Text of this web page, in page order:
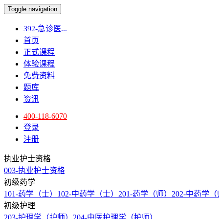
Toggle navigation
392-急诊医...
首页
正式课程
体验课程
免费资料
题库
资讯
400-118-6070
登录
注册
执业护士资格
003-执业护士资格
初级药学
101-药学（士） 102-中药学（士） 201-药学（师） 202-中药学
初级护理
203-护理学（护师） 204-中医护理学（护师）